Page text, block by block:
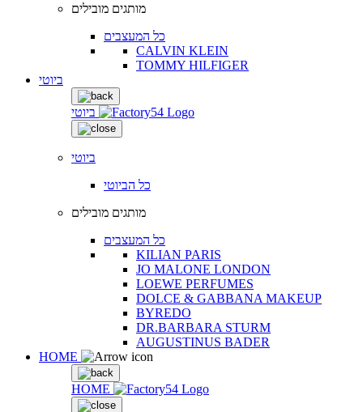
מותגים מובילים
כל המעצבים
CALVIN KLEIN
TOMMY HILFIGER
ביוטי
ביוטי
ביוטי
כל הביוטי
מותגים מובילים
כל המעצבים
KILIAN PARIS
JO MALONE LONDON
LOEWE PERFUMES
DOLCE & GABBANA MAKEUP
BYREDO
DR.BARBARA STURM
AUGUSTINUS BADER
HOME
HOME